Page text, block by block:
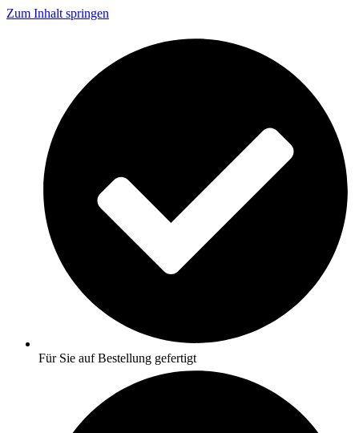
Zum Inhalt springen
Für Sie auf Bestellung gefertigt